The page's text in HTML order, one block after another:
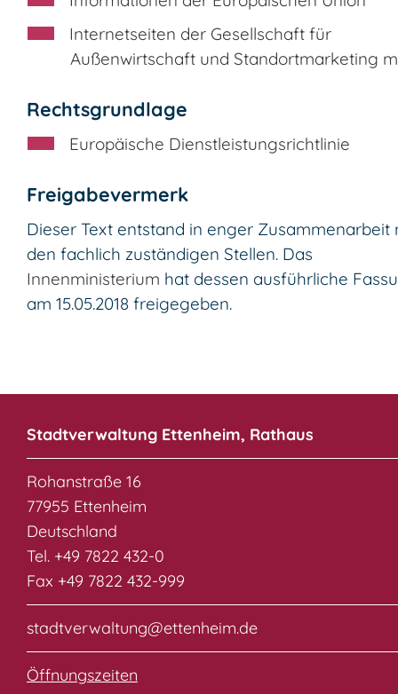
Internetseiten der Gesellschaft für
Außenwirtschaft und Standortmarketing
Rechtsgrundlage
Europäische Dienstleistungsrichtlinie
Freigabevermerk
Dieser Text entstand in enger Zusammenarbeit
den fachlich zuständigen Stellen. Das
Innenministerium hat dessen ausführliche
am 15.05.2018 freigegeben.
Stadtverwaltung Ettenheim, Rathaus
Rohanstraße 16
77955 Ettenheim
Deutschland
Tel. +49 7822 432-0
Fax +49 7822 432-999
stadtverwaltung@ettenheim.de
Öffnungszeiten